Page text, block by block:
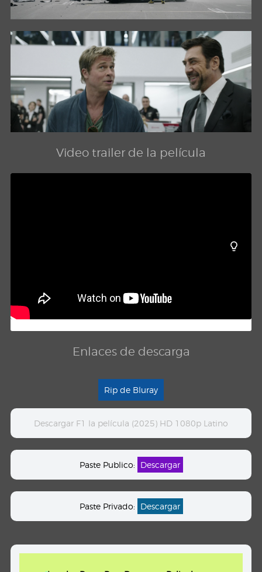
Video trailer de la película
Enlaces de descarga
Rip de Bluray
Descargar F1 la película (2025) HD 1080p Latino
Paste Publico: Descargar
Paste Privado: Descargar